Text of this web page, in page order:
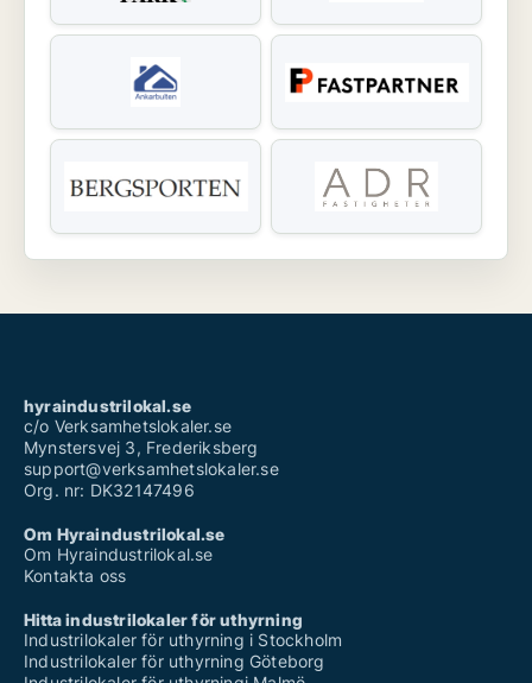
hyraindustrilokal.se
c/o Verksamhetslokaler.se
Mynstersvej 3, Frederiksberg
support@verksamhetslokaler.se
Org. nr: DK32147496
Om Hyraindustrilokal.se
Om Hyraindustrilokal.se
Kontakta oss
Hitta industrilokaler för uthyrning
Industrilokaler för uthyrning i Stockholm
Industrilokaler för uthyrning Göteborg